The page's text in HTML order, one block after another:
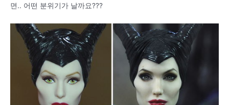
면.. 어떤 분위기가 날까요???